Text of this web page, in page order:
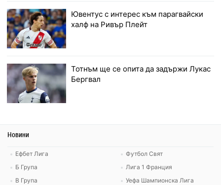
Ювентус с интерес към парагвайски
халф на Ривър Плейт
Тотнъм ще се опита да задържи Лукас
Бергвал
Новини
Ефбет Лига
Б Група
В Група
Футбол Свят
Лига 1 Франция
Уефа Шампионска Лига